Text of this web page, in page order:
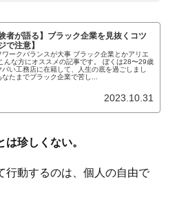
験者が語る】ブラック企業を見抜くコツ
で注意】
ワークバランスが大事 ブラック企業とかアリエ
んな方にオススメの記事です。 ぼくは28〜29歳
バい工務店に在籍して、人生の底を過ごしまし
なたまでブラック企業で苦し...
2023.10.31
珍しくない。
行動するのは、個人の自由で